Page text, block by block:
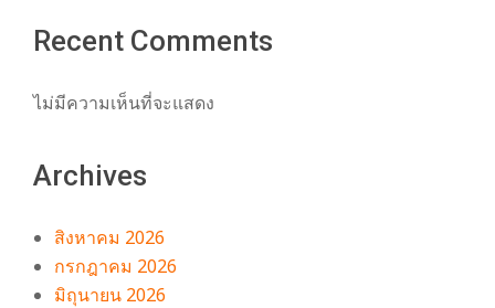
Recent Comments
ไม่มีความเห็นที่จะแสดง
Archives
สิงหาคม 2026
กรกฎาคม 2026
มิถุนายน 2026